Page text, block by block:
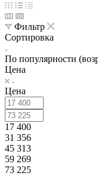
Фильтр
Сортировка
По популярности
Цена
Цена
17 400
31 356
45 313
59 269
73 225